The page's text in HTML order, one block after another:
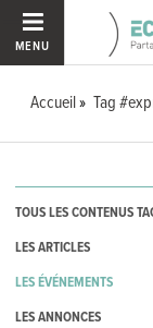
MENU
Accueil Tag
TOUS LES CONTENUS
LES ARTICLES
LES ÉVÉNEMENTS
LES ANNONCES